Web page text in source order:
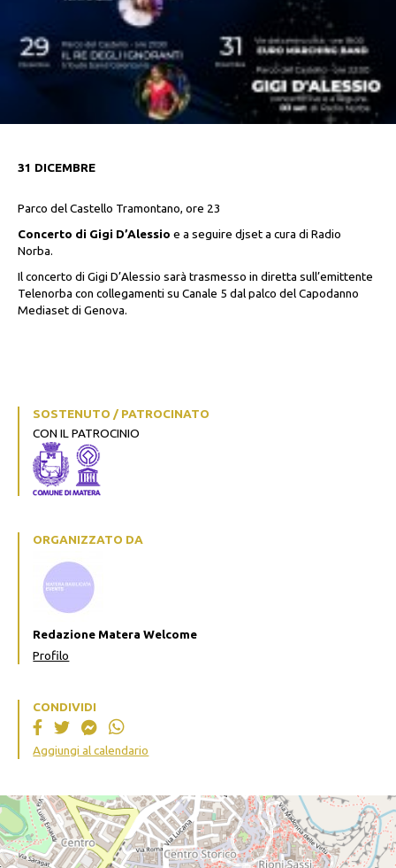
31 DICEMBRE
Parco del Castello Tramontano, ore 23
Concerto di Gigi D’Alessioe a seguire djset a cura di Radio
Norba.
Il concerto di Gigi D’Alessio sarà trasmesso in diretta sull’emittente
Telenorba con collegamenti su Canale 5 dal palco del Capodanno
Mediaset di Genova.
SOSTENUTO / PATROCINATO
CON IL PATROCINIO
ORGANIZZATO DA
Redazione Matera Welcome
Profilo
CONDIVIDI
Aggiungi al calendario